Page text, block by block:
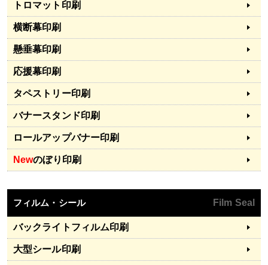
トロマット印刷
横断幕印刷
懸垂幕印刷
応援幕印刷
タペストリー印刷
バナースタンド印刷
ロールアップバナー印刷
Newのぼり印刷
フィルム・シール Film Seal
バックライトフィルム印刷
大型シール印刷